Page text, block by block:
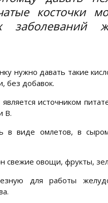
косточки
заболеваний
нужно давать такие
без добавок.
источником
В.
в виде омлетов, в
свежие овощи, фрукты,
для работы